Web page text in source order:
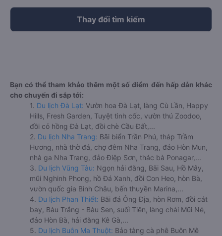
Thay đổi tìm kiếm
Bạn có thể tham khảo thêm một số điểm đến hấp dẫn khác
cho chuyến đi sắp tới:
1. Du lịch Đà Lạt: Vườn hoa Đà Lạt, làng Cù Lần, Happy
Hills, Fresh Garden, Tuyệt tình cốc, vườn thú Zoodoo,
đồi cỏ hồng Đà Lạt, đồi chè Cầu Đất,...
2. Du lịch Nha Trang: Bãi biển Trần Phú, tháp Trầm
Hương, nhà thờ đá, chợ đêm Nha Trang, đảo Hòn Mun,
nhà ga Nha Trang, đảo Điệp Sơn, thác bà Ponagar,...
3. Du lịch Vũng Tàu: Ngọn hải đăng, Bãi Sau, Hồ Mây,
mũi Nghinh Phong, hồ Đá Xanh, đồi Con Heo, hòn Bà,
vườn quốc gia Bình Châu, bến thuyền Marina,...
4. Du lịch Phan Thiết: Bãi đá Ông Địa, hòn Rơm, đồi cát
bay, Bàu Trắng - Bàu Sen, suối Tiên, làng chài Mũi Né,
đảo Hòn Bà, hải đăng Kê Gà,...
5. Du lịch Buôn Ma Thuột: Bảo tàng cà phê Buôn Mê